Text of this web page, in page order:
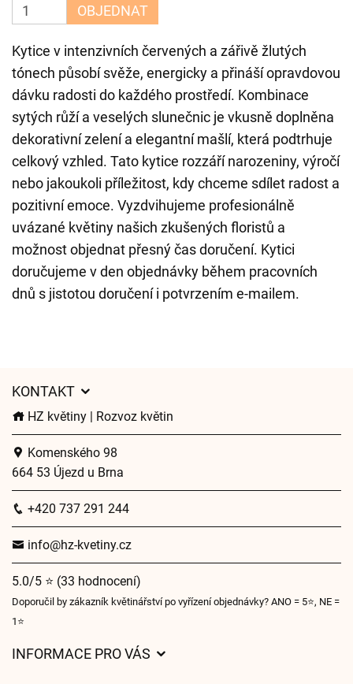
OBJEDNAT
Kytice v intenzivních červených a zářivě žlutých
tónech působí svěže, energicky a přináší opravdovou
dávku radosti do každého prostředí. Kombinace
sytých růží a veselých slunečnic je vkusně doplněna
dekorativní zelení a elegantní mašlí, která podtrhuje
celkový vzhled. Tato kytice rozzáří narozeniny, výročí
nebo jakoukoli příležitost, kdy chceme sdílet radost a
pozitivní emoce. Vyzdvihujeme profesionálně
uvázané květiny našich zkušených floristů a
možnost objednat přesný čas doručení. Kytici
doručujeme v den objednávky během pracovních
dnů s jistotou doručení i potvrzením e-mailem.
KONTAKT
HZ květiny | Rozvoz květin
Komenského 98
664 53 Újezd u Brna
+420 737 291 244
info@hz-kvetiny.cz
5.0/5 ⭐ (33 hodnocení)
Doporučil by zákazník květinářství po vyřízení objednávky? ANO = 5⭐, NE =
1⭐
INFORMACE PRO VÁS